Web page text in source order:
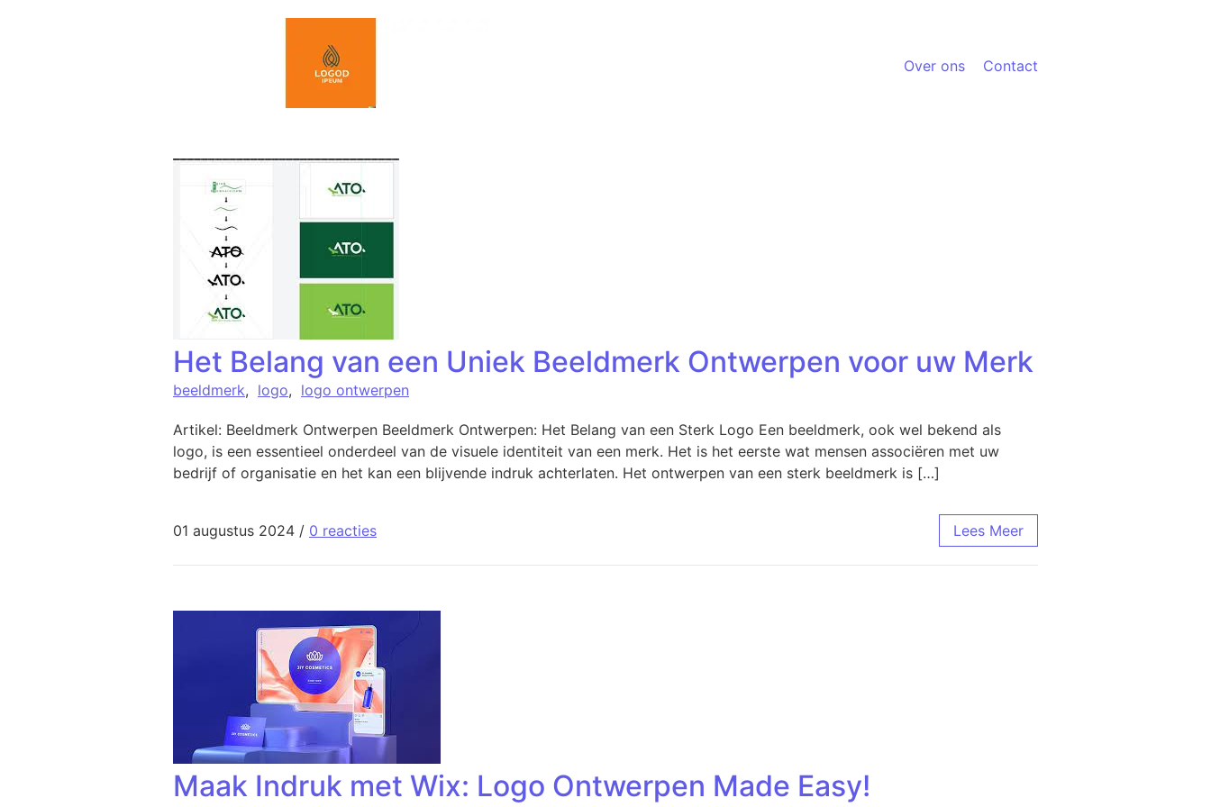
Over ons Contact
Het Belang van een Uniek Beeldmerk Ontwerpen voor uw Merk
beeldmerk, logo, logo ontwerpen
Artikel: Beeldmerk Ontwerpen Beeldmerk Ontwerpen: Het Belang van een Sterk Logo Een beeldmerk, ook wel bekend als
logo, is een essentieel onderdeel van de visuele identiteit van een merk. Het is het eerste wat mensen associëren met uw
bedrijf of organisatie en het kan een blijvende indruk achterlaten. Het ontwerpen van een sterk beeldmerk is […]
01 augustus 2024 / 0 reacties Lees Meer
Maak Indruk met Wix: Logo Ontwerpen Made Easy!